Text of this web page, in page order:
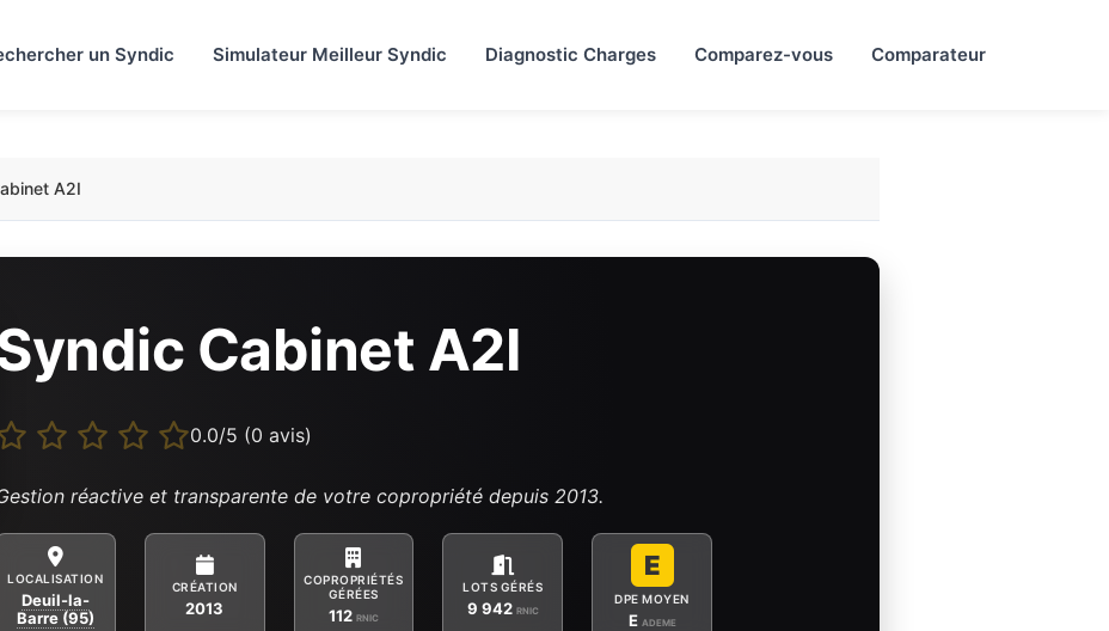
un Syndic Simulateur Meilleur Syndic Diagnostic Charges Comparez-vous Comparateur
A2I
Cabinet A2I
0.0/5 (0 avis)
réactive et transparente de votre copropriété depuis 2013.
LOCALISATION
Deuil-la-
Barre (95)
CRÉATION
2013
COPROPRIÉTÉS
GÉRÉES
112 RNIC
LOTS GÉRÉS
9 942 RNIC
E
DPE MOYEN
E ADEME